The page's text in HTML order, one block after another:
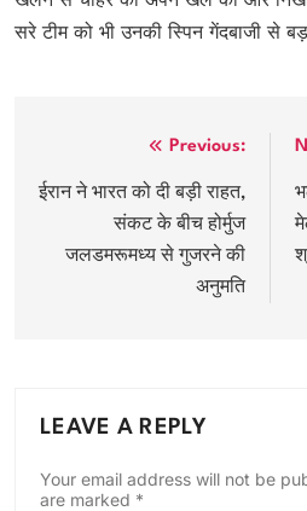
सरे टीम को भी उनकी स्पिन गेंदबाजी से
navigation
Previous:
ईरान ने भारत को दी बड़ी राहत,
संकट के बीच होर्मुज
जलडमरूमध्य से गुजरने की
अनुमति
LEAVE A REPLY
Your email address will not be
are marked *